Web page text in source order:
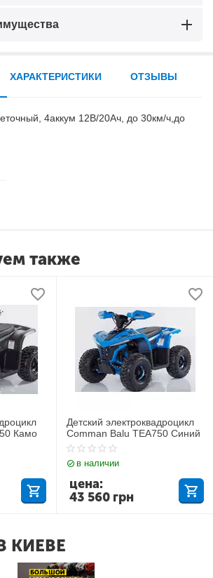
4аккум 12В/20Ач, до 30км/ч,до
ХАРАКТЕРИСТИКИ ОТЗЫВЫ
также
Камо
Детский электроквадроцикл
Comman Balu TEA750 Синий
в наличии
43 560 грн
цена:
КИЕВЕ